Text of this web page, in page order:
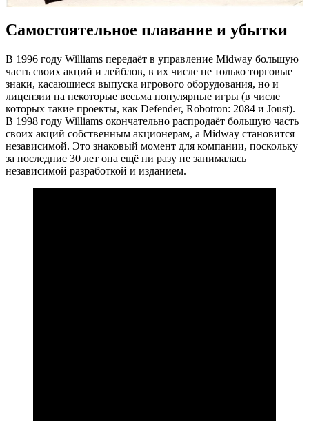
Самостоятельное плавание и убытки
В 1996 году Williams передаёт в управление Midway большую
часть своих акций и лейблов, в их числе не только торговые
знаки, касающиеся выпуска игрового оборудования, но и
лицензии на некоторые весьма популярные игры (в числе
которых такие проекты, как Defender, Robotron: 2084 и Joust).
В 1998 году Williams окончательно распродаёт большую часть
своих акций собственным акционерам, а Midway становится
независимой. Это знаковый момент для компании, поскольку
за последние 30 лет она ещё ни разу не занималась
независимой разработкой и изданием.